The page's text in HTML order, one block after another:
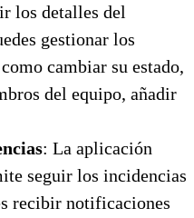
los detalles del
gestionar los
cambiar su estado,
del equipo, añadir
: La aplicación
seguir los incidencias
recibir notificaciones